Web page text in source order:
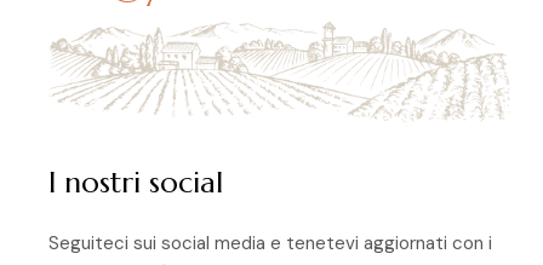
I nostri social
Seguiteci sui social media e tenetevi aggiornati con i